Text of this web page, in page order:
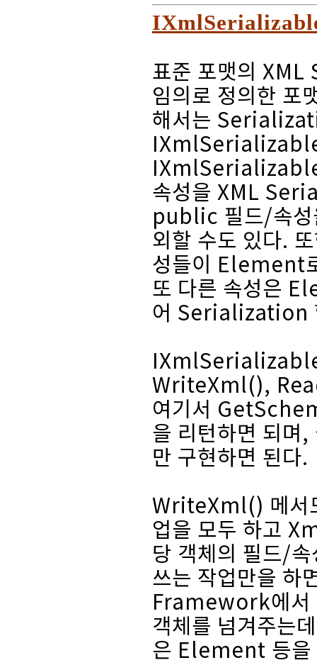
표준 포맷의
임의로 정의한
해서는
IXmlSerializable
속성을 XML
public 필드/속
외할 수도 있다.
성들이 Element
또 다른 속성은
어 Serialization
WriteXml(),
여기서
을 리턴하면 되
만 구현하면 된다.
WriteXml() 메서
업을 모두 하고
당 객체의 필드/
쓰는 작업만을 하
Framework에서
객체를 넘겨주는
은 Element 등을